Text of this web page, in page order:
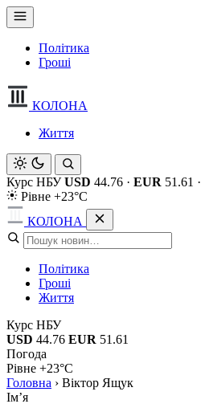
Політика
Гроші
КОЛОНА
Життя
Курс НБУ USD 44.76 · EUR 51.61 ·
Рівне +23°C
КОЛОНА
Політика
Гроші
Життя
Курс НБУ
USD 44.76 EUR 51.61
Погода
Рівне +23°C
Головна › Віктор Ящук
Імʼя